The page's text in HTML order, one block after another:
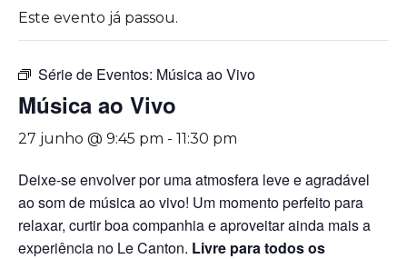
Este evento já passou.
Série de Eventos: Música ao Vivo
Música ao Vivo
27 junho @ 9:45 pm - 11:30 pm
Deixe-se envolver por uma atmosfera leve e agradável
ao som de música ao vivo! Um momento perfeito para
relaxar, curtir boa companhia e aproveitar ainda mais a
experiência no Le Canton. Livre para todos os